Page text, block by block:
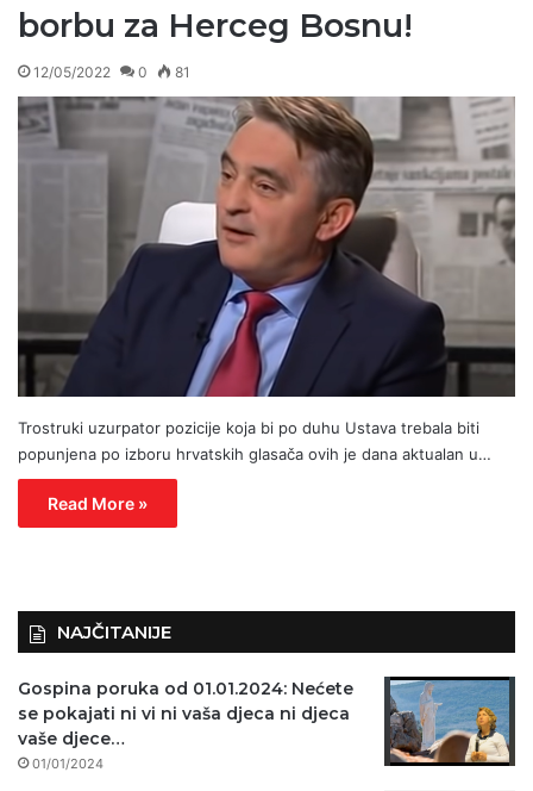
borbu za Herceg Bosnu!
12/05/2022 0 81
Trostruki uzurpator pozicije koja bi po duhu Ustava trebala biti
popunjena po izboru hrvatskih glasača ovih je dana aktualan u…
Read More »
NAJČITANIJE
Gospina poruka od 01.01.2024: Nećete
se pokajati ni vi ni vaša djeca ni djeca
vaše djece…
01/01/2024